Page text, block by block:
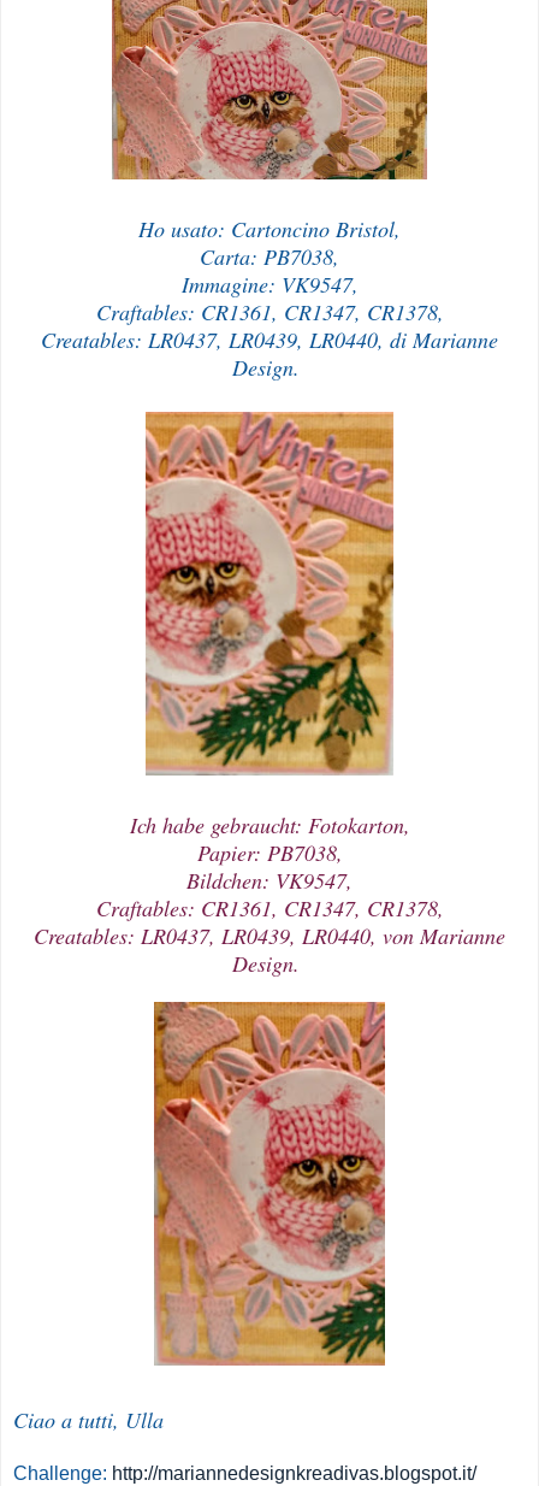
Ho usato: Cartoncino Bristol,
Carta: PB7038,
Immagine: VK9547,
Craftables: CR1361, CR1347, CR1378,
Creatables: LR0437, LR0439, LR0440, di Marianne
Design.
Ich habe gebraucht: Fotokarton,
Papier: PB7038,
Bildchen: VK9547,
Craftables: CR1361, CR1347, CR1378,
Creatables: LR0437, LR0439, LR0440, von Marianne
Design.
Ciao a tutti, Ulla
Challenge: http://mariannedesignkreadivas.blogspot.it/